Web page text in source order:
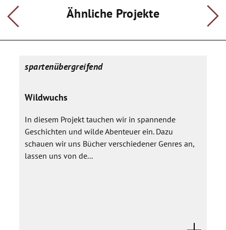
Ähnliche Projekte
spartenübergreifend
Wildwuchs
In diesem Projekt tauchen wir in spannende
Geschichten und wilde Abenteuer ein. Dazu
schauen wir uns Bücher verschiedener Genres an,
lassen uns von de...